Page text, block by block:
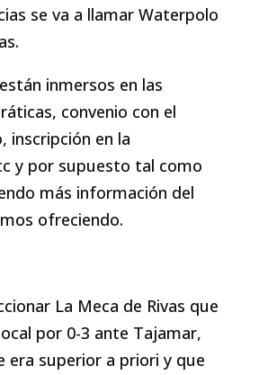
se va a llamar Waterpolo
inmersos en las
convenio con el
inscripción en la
y por supuesto tal como
más información del
ofreciendo.
La Meca de Rivas que
por 0-3 ante Tajamar,
era superior a priori y que